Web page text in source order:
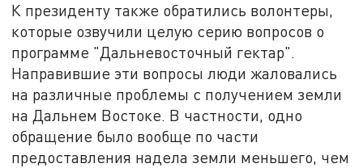
К президенту также обратились волонтеры,
которые озвучили целую серию вопросов о
программе "Дальневосточный гектар".
Направившие эти вопросы люди жаловались
на различные проблемы с получением земли
на Дальнем Востоке. В частности, одно
обращение было вообще по части
предоставления надела земли меньшего, чем